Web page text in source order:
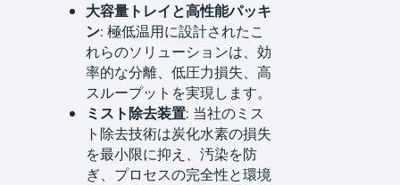
大容量トレイと高性能パッキ
ン: 極低温用に設計されたこ
れらのソリューションは、効
率的な分離、低圧力損失、高
スループットを実現します。
ミスト除去装置: 当社のミス
ト除去技術は炭化水素の損失
を最小限に抑え、汚染を防
ぎ、プロセスの完全性と環境